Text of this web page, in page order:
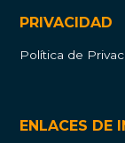
PRIVACIDAD
Política de
ENLACES DE